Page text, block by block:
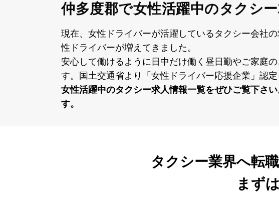
仲多度郡で女性活躍中のタクシ
現在、⼥性ドライバーが活躍しているタクシー会社
性ドライバーが増えてきました。
安⼼して働けるように⽇中だけ働く昼⽇勤やご家庭
す。国⼟交通省より「⼥性ドライバー応援企業」認
⼥性活躍中のタクシー求⼈情報⼀覧をぜひご覧下さ
す。
タクシー業界へ転
まず